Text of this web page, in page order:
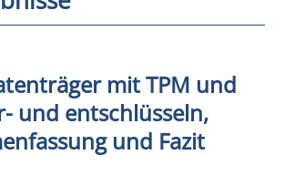
mit TPM und
und entschlüsseln,
und Fazit